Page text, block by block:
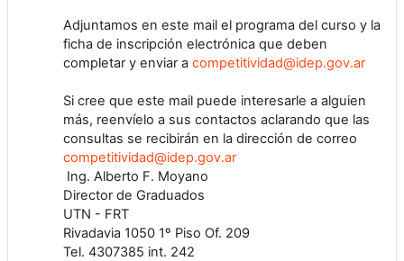
Adjuntamos en este mail el programa del curso y la
ficha de inscripción electrónica que deben
completar y enviar a competitividad@idep.gov.ar
Si cree que este mail puede interesarle a alguien
más, reenvíelo a sus contactos aclarando que las
consultas se recibirán en la dirección de correo
competitividad@idep.gov.ar
Ing. Alberto F. Moyano
Director de Graduados
UTN - FRT
Rivadavia 1050 1º Piso Of. 209
Tel. 4307385 int. 242